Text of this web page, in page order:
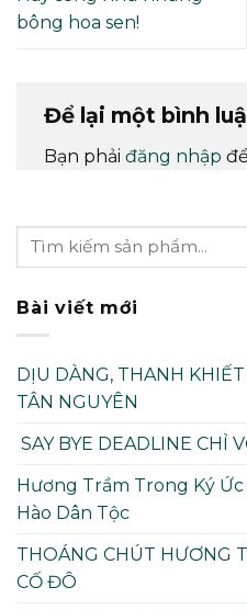
bông hoa sen!
Để lại một bình
Bạn phải đăng nhập
Bài viết mới
DỊU DÀNG, THANH
TÂN NGUYÊN
SAY BYE DEADLINE CHỈ
Hương Trầm Trong Ký
Hào Dân Tộc
THOÁNG CHÚT HƯƠNG
CỐ ĐÔ